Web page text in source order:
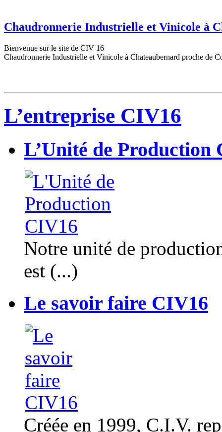
Chaudronnerie Industrielle et Vinicole à
Bienvenue sur le site de CIV 16
Chaudronnerie Industrielle et Vinicole à Chateaubernard proche de
L’entreprise CIV16
L’Unité de Production
Notre unité de
est (...)
Le savoir faire CIV16
Créée en 1999, C.I.V.